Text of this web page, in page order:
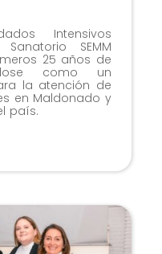
Intensivos
SEMM
25 años de
como un
la atención de
en Maldonado y
país.